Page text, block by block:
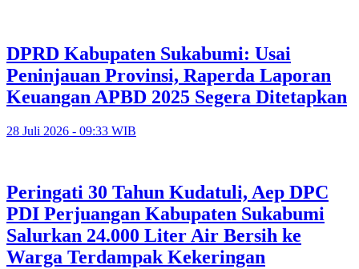
DPRD Kabupaten Sukabumi: Usai
Peninjauan Provinsi, Raperda Laporan
Keuangan APBD 2025 Segera Ditetapkan
28 Juli 2026 - 09:33 WIB
Peringati 30 Tahun Kudatuli, Aep DPC
PDI Perjuangan Kabupaten Sukabumi
Salurkan 24.000 Liter Air Bersih ke
Warga Terdampak Kekeringan